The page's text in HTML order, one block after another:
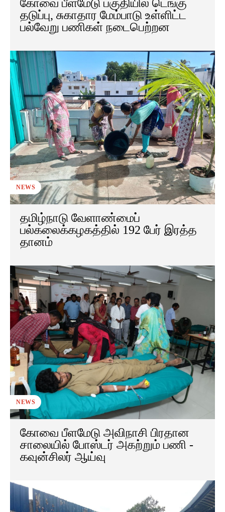
கோவை பீளமேடு பகுதியில் டெங்கு
தடுப்பு, சுகாதார மேம்பாடு உள்ளிட்ட
பல்வேறு பணிகள் நடைபெற்றன
NEWS
தமிழ்நாடு வேளாண்மைப்
பல்கலைக்கழகத்தில் 192 பேர் இரத்த
தானம்
NEWS
கோவை பீளமேடு அவிநாசி பிரதான
சாலையில் போஸ்டர் அகற்றும் பணி -
கவுன்சிலர் ஆய்வு